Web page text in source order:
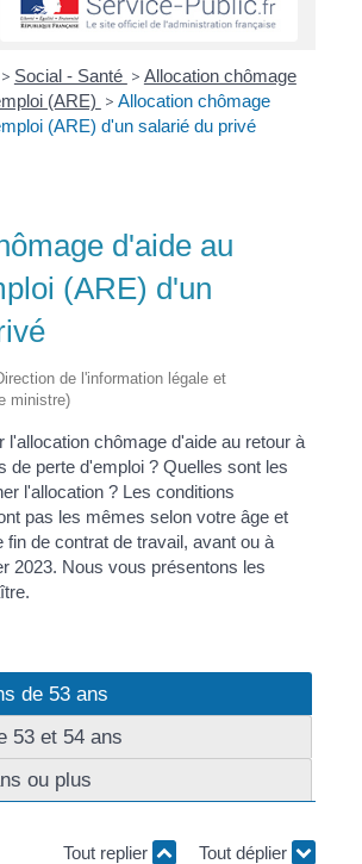
> Social - Santé > Allocation chômage
(ARE) > Allocation chômage
(ARE) d'un salarié du privé
d'aide au
(ARE) d'un
de l'information légale et
ministre)
l'allocation chômage d'aide au retour à
de perte d'emploi ? Quelles sont les
l'allocation ? Les conditions
pas les mêmes selon votre âge et
fin de contrat de travail, avant ou à
2023. Nous vous présentons les
de 53 ans
53 et 54 ans
ou plus
Tout replier Tout déplier